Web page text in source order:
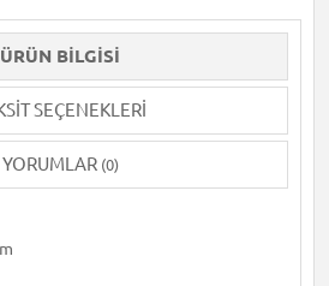
ÜRÜN BILGISI
SEÇENEKLERI
YORUMLAR (0)